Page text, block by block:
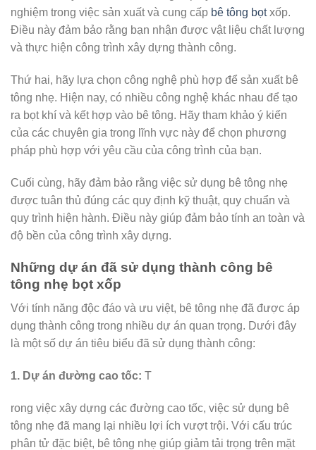
nghiệm trong việc sản xuất và cung cấp bê tông bọtxốp.
Điều này đảm bảo rằng bạn nhận được vật liệu chất lượng
và thực hiện công trình xây dựng thành công.
Thứ hai, hãy lựa chọn công nghệ phù hợp để sản xuất bê
tông nhẹ. Hiện nay, có nhiều công nghệ khác nhau để tạo
ra bọt khí và kết hợp vào bê tông. Hãy tham khảo ý kiến
của các chuyên gia trong lĩnh vực này để chọn phương
pháp phù hợp với yêu cầu của công trình của bạn.
Cuối cùng, hãy đảm bảo rằng việc sử dụng bê tông nhẹ
được tuân thủ đúng các quy định kỹ thuật, quy chuẩn và
quy trình hiện hành. Điều này giúp đảm bảo tính an toàn và
độ bền của công trình xây dựng.
Những dự án đã sử dụng thành công bê
tông nhẹ bọt xốp
Với tính năng độc đáo và ưu việt, bê tông nhẹ đã được áp
dụng thành công trong nhiều dự án quan trọng. Dưới đây
là một số dự án tiêu biểu đã sử dụng thành công:
1. Dự án đường cao tốc: T
rong việc xây dựng các đường cao tốc, việc sử dụng bê
tông nhẹ đã mang lại nhiều lợi ích vượt trội. Với cấu trúc
phân tử đặc biệt, bê tông nhẹ giúp giảm tải trọng trên mặt